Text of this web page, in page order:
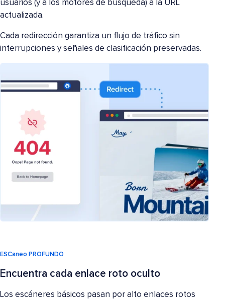
usuarios (y a los motores de búsqueda) a la URL
actualizada.
Cada redirección garantiza un flujo de tráfico sin
interrupciones y señales de clasificación preservadas.
ESCaneo PROFUNDO
Encuentra cada enlace roto oculto
Los escáneres básicos pasan por alto enlaces rotos